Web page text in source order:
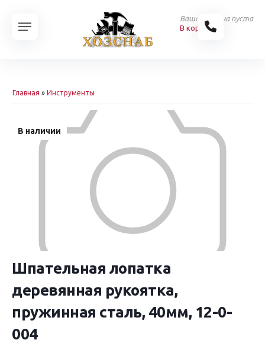
Ваша корзина пуста
В корзину
Главная » Инструменты
В наличии
Шпательная лопатка
деревянная рукоятка,
пружинная сталь, 40мм, 12-0-
004